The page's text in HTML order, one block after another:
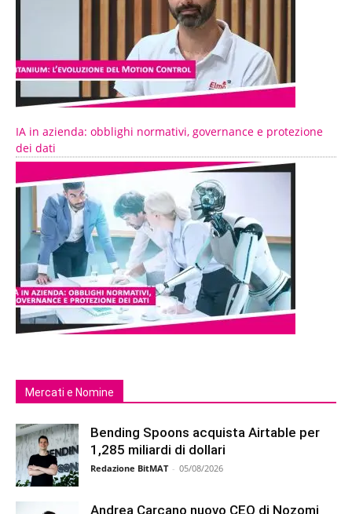
IA in azienda: obblighi normativi, governance e protezione
dei dati
Mercati e Nomine
Bending Spoons acquista Airtable per
1,285 miliardi di dollari
Redazione BitMAT - 05/08/2026
Andrea Carcano nuovo CEO di Nozomi